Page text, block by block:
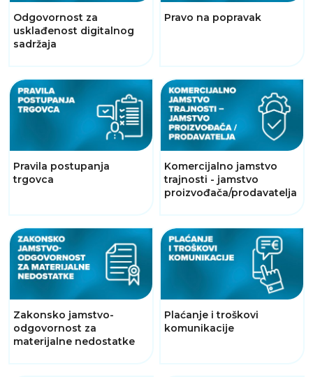
Odgovornost za
usklađenost digitalnog
sadržaja
Pravo na popravak
Pravila postupanja
trgovca
Komercijalno jamstvo
trajnosti - jamstvo
proizvođača/prodavatelja
Zakonsko jamstvo-
odgovornost za
materijalne nedostatke
Plaćanje i troškovi
komunikacije